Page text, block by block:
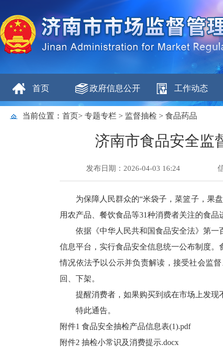
首页 政府信息公开 工作动态
当前位置： 首页> 专题专栏 > 监督抽检 > 食品药品
济南市食品安全监
发布日期：2026-04-03 16:24
为保障人民群众的“米袋子，菜篮子，果
用农产品、餐饮食品等31种消费者关注的食品
依据《中华人民共和国食品安全法》第
信息平台，实行食品安全信息统一公布制度
情况依法予以公示并负责解读，接受社会监
回、下架。
提醒消费者，如果购买到或在市场上发现
特此通告。
附件1 食品安全抽检产品信息表(1).pdf
附件2 抽检小常识及消费提示.docx